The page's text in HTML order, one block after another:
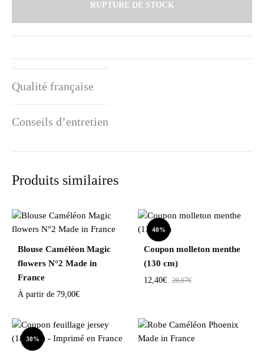
RUPTURE DE STOCK
Qualité française
Conseils d’entretien
Produits similaires
Blouse Caméléon Magic
flowers N°2 Made in
France
À partir de 79,00€
40%
Coupon molleton menthe
(130 cm)
12,40€ 20,67€
30%